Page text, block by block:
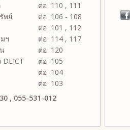
ต่อ 110 , 111
พย์
ต่อ 106 - 108
ต่อ 101 , 112
ฯ
ต่อ 114 , 117
ต่อ 120
DLICT
ต่อ 105
ต่อ 104
ต่อ 103
, 055-531-012